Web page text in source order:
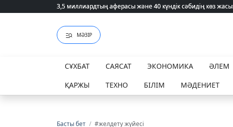
3,5 миллиардтың аферасы және 40 күндік сәбидің көз
3,5 миллиардтың аферасы және 40 күндік сәбидің көз
МӘЗІР
СҰХБАТ САЯСАТ ЭКОНОМИКА ӘЛЕМ
ҚАРЖЫ
ТЕХНО БІЛІМ МӘДЕНИЕТ
Басты бет / #желдету жүйесі